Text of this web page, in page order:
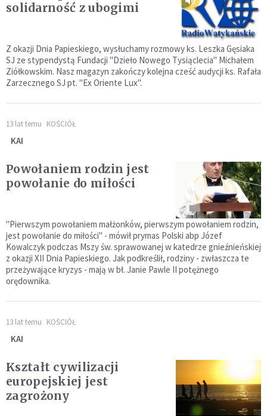
solidarność z ubogimi
Z okazji Dnia Papieskiego, wysłuchamy rozmowy ks. Leszka Gęsiaka
SJ ze stypendystą Fundacji "Dzieło Nowego Tysiąclecia" Michałem
Ziółkowskim. Nasz magazyn zakończy kolejna cześć audycji ks. Rafała
Zarzecznego SJ pt. "Ex Oriente Lux".
13 lat temu KOŚCIÓŁ
KAI
Powołaniem rodzin jest
powołanie do miłości
"Pierwszym powołaniem małżonków, pierwszym powołaniem rodzin,
jest powołanie do miłości" - mówił prymas Polski abp Józef
Kowalczyk podczas Mszy św. sprawowanej w katedrze gnieźnieńskiej
z okazji XII Dnia Papieskiego. Jak podkreślił, rodziny - zwłaszcza te
przeżywające kryzys - mają w bł. Janie Pawle II potężnego
orędownika.
13 lat temu KOŚCIÓŁ
KAI
Kształt cywilizacji
europejskiej jest
zagrożony